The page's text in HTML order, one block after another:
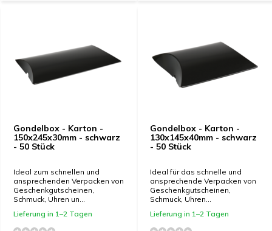
Gondelbox - Karton -
150x245x30mm - schwarz
- 50 Stück
Ideal zum schnellen und
ansprechenden Verpacken von
Geschenkgutscheinen,
Schmuck, Uhren un...
Lieferung in 1–2 Tagen
Gondelbox - Karton -
130x145x40mm - schwarz
- 50 Stück
Ideal für das schnelle und
ansprechende Verpacken von
Geschenkgutscheinen,
Schmuck, Uhren...
Lieferung in 1–2 Tagen